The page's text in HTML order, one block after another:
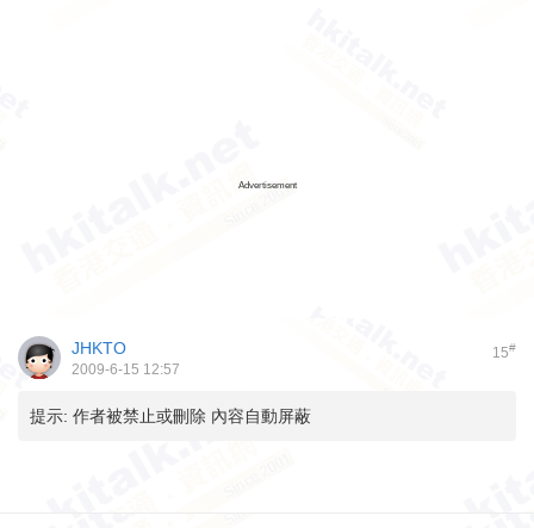
Advertisement
15#
JHKTO
2009-6-15 12:57
提示: 作者被禁止或刪除 內容自動屏蔽